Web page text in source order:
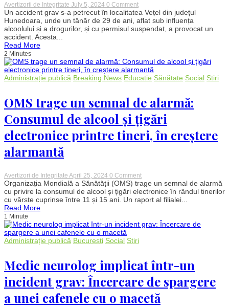
Avertizorii de Integritate July 5, 2024 0 Commenton
Accident
grav
Hunedoara:
și
băut
la
volan,
de
la
locul
faptei
după
un
accident
Un accident grav s-a petrecut în localitatea Vețel din județul
Hunedoara, unde un tânăr de 29 de ani, aflat sub influența
alcoolului și a drogurilor, și cu permisul suspendat, a provocat un
accident. Acesta...
Read More
2 Minutes
Administrație publică Breaking News Educatie Sănătate Social Stiri
OMS trage un semnal de alarmă:
Consumul de alcool și țigări
electronice printre tineri, în creștere
alarmantă
Avertizori de Integritate April 25, 2024 0 Commenton
OMS
trage
semnal
Consumul
electronice
printre
tineri,
în
creștere
alarmantă
Organizația Mondială a Sănătății (OMS) trage un semnal de alarmă
cu privire la consumul de alcool și țigări electronice în rândul tinerilor
cu vârste cuprinse între 11 și 15 ani. Un raport al filialei...
Read More
1 Minute
Administrație publică Bucuresti Social Stiri
Medic neurolog implicat într-un
incident grav: Încercare de spargere
a unei cafenele cu o macetă